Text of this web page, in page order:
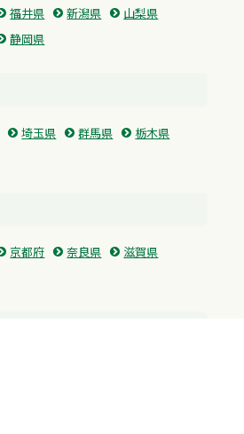
福井県 新潟県
山梨県
静岡県
埼玉県 群馬県
栃木県
京都府 奈良県
滋賀県